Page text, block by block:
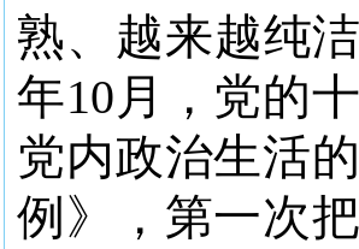
熟、越来越纯
年10月，党的
党内政治生活
例》，第一次